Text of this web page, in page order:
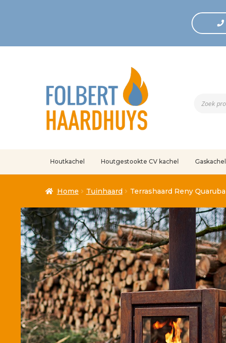
zoeken
Houtkachel Houtgestookte CV kachel Gaskachel
Betaalmethode
Verzending en bezorging Winkel Winkelmand
Home Tuinhaard Terrashaard Reny